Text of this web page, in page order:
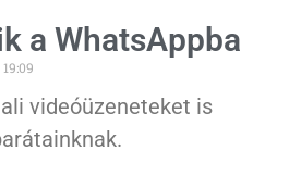
a WhatsAppba
19:09
videóüzeneteket is